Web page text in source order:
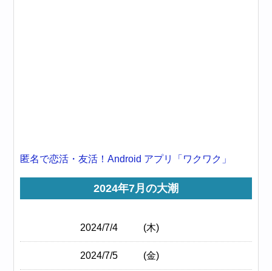
匿名で恋活・友活！Android アプリ「ワクワク」
2024年7月の大潮
2024/7/4 (木)
2024/7/5 (金)